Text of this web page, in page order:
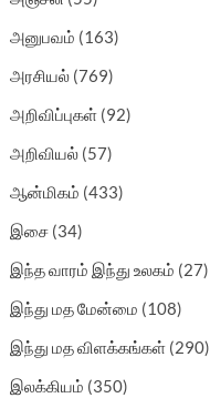
அனுபவம் (163)
அரசியல் (769)
அறிவிப்புகள் (92)
அறிவியல் (57)
ஆன்மிகம் (433)
இசை (34)
இந்த வாரம் இந்து உலகம் (27)
இந்து மத மேன்மை (108)
இந்து மத விளக்கங்கள் (290)
இலக்கியம் (350)